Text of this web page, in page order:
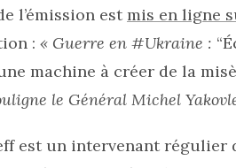
l’émission estmis en ligne
: « Guerre en #Ukraine :
machine à créer de la
le Général Michel
est un intervenant régulier